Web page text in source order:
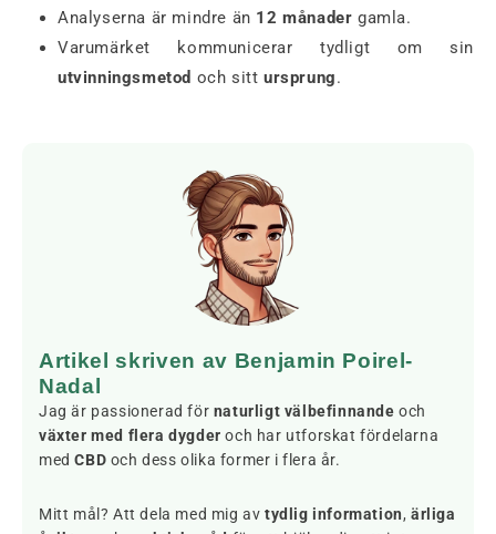
Analyserna är mindre än 12 månader gamla.
Varumärket kommunicerar tydligt om sin
utvinningsmetod och sitt ursprung.
Artikel skriven av Benjamin Poirel-
Nadal
Jag är passionerad för naturligt välbefinnande och
växter med flera dygder och har utforskat fördelarna
medCBD och dess olika former i flera år.
Mitt mål? Att dela med mig av tydlig information,ärliga